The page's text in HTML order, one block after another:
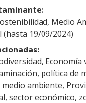
Medio
(hasta 19/09/2024)
Economía
política de
ambiente,
sector económico,